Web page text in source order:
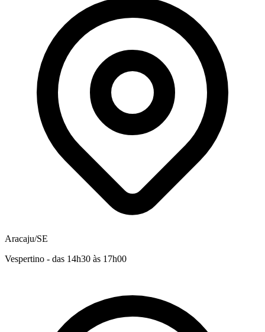
Aracaju/SE
Vespertino - das 14h30 às 17h00